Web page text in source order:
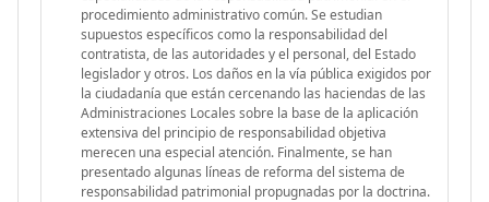
procedimiento administrativo común. Se estudian
supuestos específicos como la responsabilidad del
contratista, de las autoridades y el personal, del Estado
legislador y otros. Los daños en la vía pública exigidos por
la ciudadanía que están cercenando las haciendas de las
Administraciones Locales sobre la base de la aplicación
extensiva del principio de responsabilidad objetiva
merecen una especial atención. Finalmente, se han
presentado algunas líneas de reforma del sistema de
responsabilidad patrimonial propugnadas por la doctrina.